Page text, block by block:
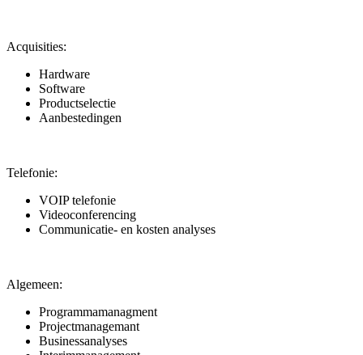
Acquisities:
Hardware
Software
Productselectie
Aanbestedingen
Telefonie:
VOIP telefonie
Videoconferencing
Communicatie- en kosten analyses
Algemeen:
Programmamanagment
Projectmanagemant
Businessanalyses